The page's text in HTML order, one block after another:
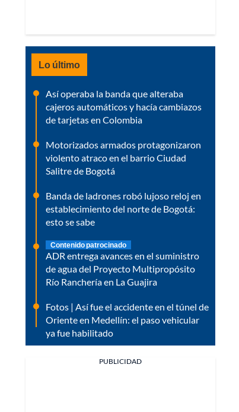
Lo último
Así operaba la banda que alteraba
cajeros automáticos y hacía cambiazos
de tarjetas en Colombia
Motorizados armados protagonizaron
violento atraco en el barrio Ciudad
Salitre de Bogotá
Banda de ladrones robó lujoso reloj en
establecimiento del norte de Bogotá:
esto se sabe
Contenido patrocinado
ADR entrega avances en el suministro
de agua del Proyecto Multipropósito
Río Ranchería en La Guajira
Fotos | Así fue el accidente en el túnel de
Oriente en Medellín: el paso vehicular
ya fue habilitado
PUBLICIDAD